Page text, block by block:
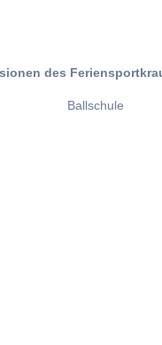
des
Ballschule